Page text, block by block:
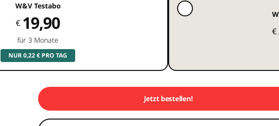
W&V Testabo
€ 19,90
für 3 Monate
NUR 0,22 € PRO TAG
€
Jetzt bestellen!